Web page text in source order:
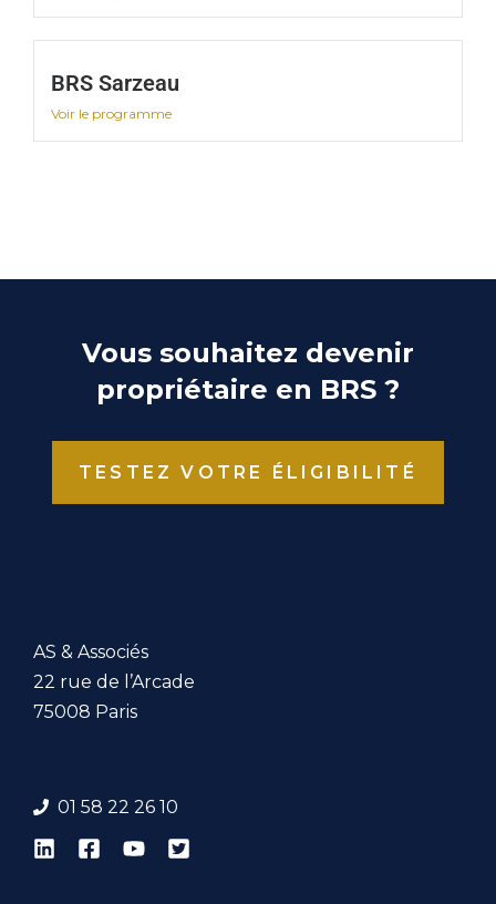
BRS Sarzeau
Voir le programme
Vous souhaitez devenir
propriétaire en BRS ?
TESTEZ VOTRE ÉLIGIBILITÉ
AS & Associés
22 rue de l’Arcade
75008 Paris
01 58 22 26 10